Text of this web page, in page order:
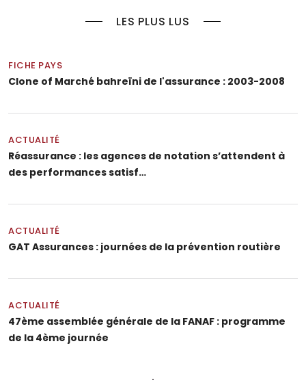
LES PLUS LUS
FICHE PAYS
Clone of Marché bahreïni de l'assurance : 2003-2008
ACTUALITÉ
Réassurance : les agences de notation s’attendent à
des performances satisf…
ACTUALITÉ
GAT Assurances : journées de la prévention routière
ACTUALITÉ
47ème assemblée générale de la FANAF : programme
de la 4ème journée